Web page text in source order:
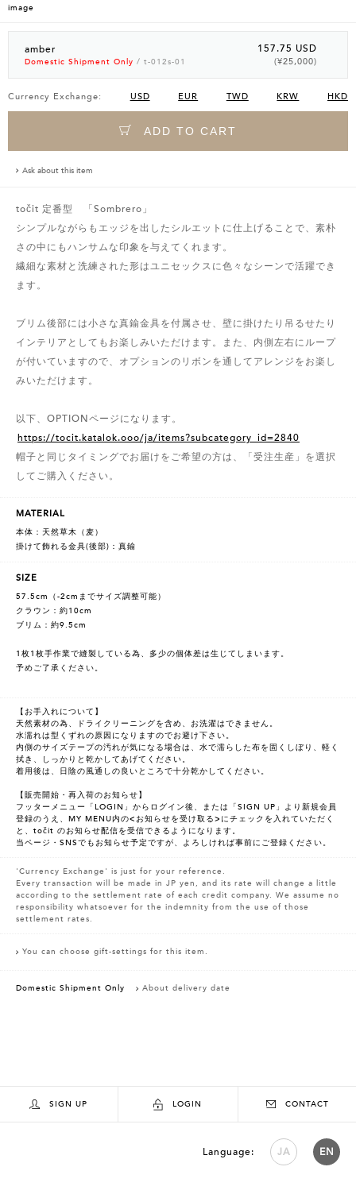
image
amber
Domestic Shipment Only / t-012s-01
157.75 USD
(¥25,000)
Currency Exchange: USD EUR TWD KRW HKD
ADD TO CART
Ask about this item
točit 定番型 「Sombrero」
シンプルながらもエッジを出したシルエットに仕上げることで、素朴
さの中にもハンサムな印象を与えてくれます。
繊細な素材と洗練された形はユニセックスに色々なシーンで活躍でき
ます。
ブリム後部には小さな真鍮金具を付属させ、壁に掛けたり吊るせたり
インテリアとしてもお楽しみいただけます。また、内側左右にループ
が付いていますので、オプションのリボンを通してアレンジをお楽し
みいただけます。
以下、OPTIONページになります。
https://tocit.katalok.ooo/ja/items?subcategory_id=2840
帽子と同じタイミングでお届けをご希望の方は、「受注生産」を選択
してご購入ください。
MATERIAL
本体：天然草木（麦）
掛けて飾れる金具(後部)：真鍮
SIZE
57.5cm（-2cmまでサイズ調整可能）
クラウン：約10cm
ブリム：約9.5cm
1枚1枚手作業で縫製している為、多少の個体差は生じてしまいます。
予めご了承ください。
【お手入れについて】
天然素材の為、ドライクリーニングを含め、お洗濯はできません。
水濡れは型くずれの原因になりますのでお避け下さい。
内側のサイズテープの汚れが気になる場合は、水で濡らした布を固くしぼり、軽く
拭き、しっかりと乾かしてあげてください。
着用後は、日陰の風通しの良いところで十分乾かしてください。
【販売開始・再入荷のお知らせ】
フッターメニュー「LOGIN」からログイン後、または「SIGN UP」より新規会員
登録のうえ、MY MENU内の<お知らせを受け取る>にチェックを入れていただく
と、točit のお知らせ配信を受信できるようになります。
当ページ・SNSでもお知らせ予定ですが、よろしければ事前にご登録ください。
'Currency Exchange' is just for your reference.
Every transaction will be made in JP yen, and its rate will change a little
according to the settlement rate of each credit company. We assume no
responsibility whatsoever for the indemnity from the use of those
settlement rates.
You can choose gift-settings for this item.
Domestic Shipment Only About delivery date
SIGN UP LOGIN CONTACT
Language: JA EN